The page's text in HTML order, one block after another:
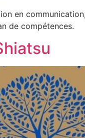
en
de compétences.